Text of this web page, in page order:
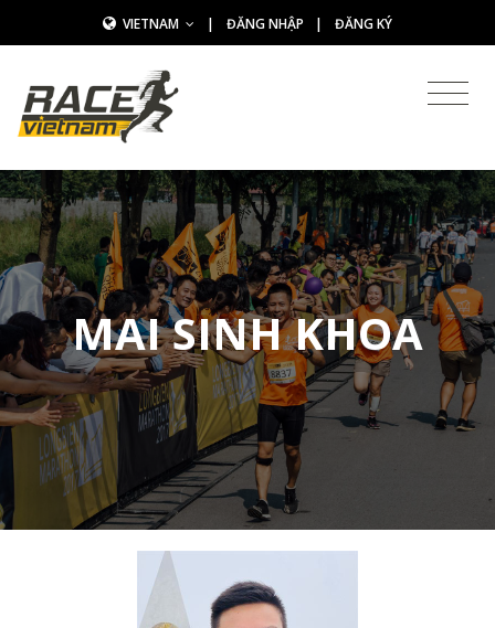
VIETNAM | ĐĂNG NHẬP | ĐĂNG KÝ
MAI SINH KHOA